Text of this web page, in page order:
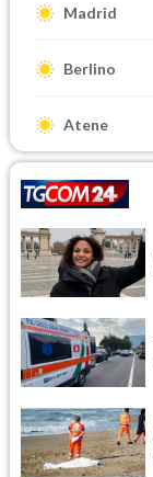
Madrid
Berlino
Atene